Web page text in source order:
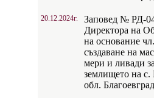
20.12.2024г.
Заповед № РД-
Директора на
на основание
създаване на
мери и ливади
землището на
обл.